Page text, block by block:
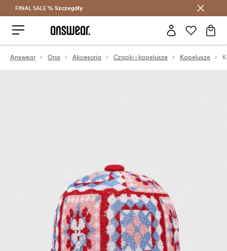
Oszczędzaj z Answear Club >
FINAL SALE % Szczegóły
Answear Ona Akcesoria Czapki i kapelusze Kapelusze